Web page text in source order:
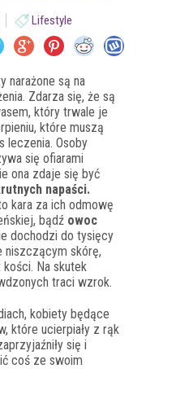
Lifestyle
narażone są na
Zdarza się, że są
który trwale je
które muszą
leczenia. Osoby
się ofiarami
ona zdaje się być
napaści.
kara za ich odmowę
bądź owoc
dochodzi do tysięcy
niszczącym skórę,
Na skutek
traci wzrok.
kobiety będące
które ucierpiały z rąk
się i
coś ze swoim